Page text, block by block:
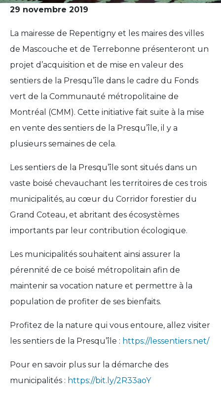
29 novembre 2019
La mairesse de Repentigny et les maires des villes
de Mascouche et de Terrebonne présenteront un
projet d’acquisition et de mise en valeur des
sentiers de la Presqu’île dans le cadre du Fonds
vert de la Communauté métropolitaine de
Montréal (CMM). Cette initiative fait suite à la mise
en vente des sentiers de la Presqu’île, il y a
plusieurs semaines de cela.
Les sentiers de la Presqu’île sont situés dans un
vaste boisé chevauchant les territoires de ces trois
municipalités, au cœur du Corridor forestier du
Grand Coteau, et abritant des écosystèmes
importants par leur contribution écologique.
Les municipalités souhaitent ainsi assurer la
pérennité de ce boisé métropolitain afin de
maintenir sa vocation nature et permettre à la
population de profiter de ses bienfaits.
Profitez de la nature qui vous entoure, allez visiter
les sentiers de la Presqu’île : https://lessentiers.net/
Pour en savoir plus sur la démarche des
municipalités : https://bit.ly/2R33aoY